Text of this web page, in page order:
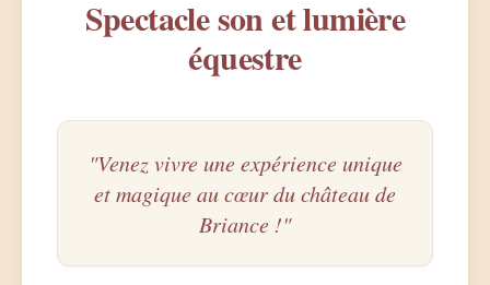
Spectacle son et lumière
équestre
"Venez vivre une expérience unique
et magique au cœur du château de
Briance !"